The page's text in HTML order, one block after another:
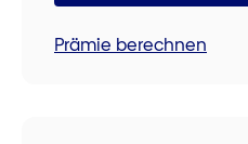
Prämie berechnen